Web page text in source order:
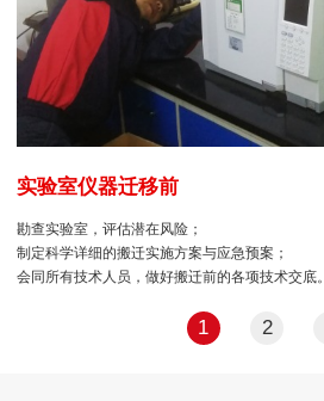
实验室仪器迁移前
勘查实验室，评估潜在风险；
制定科学详细的搬迁实施方案与应急预案；
会同所有技术人员，做好搬迁前的各项技术交底。
1 2